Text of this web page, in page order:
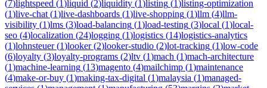
(7)lightspeed (1)liquid (2)liquidity (1)listing (1)listing-optimization
(1)live-chat (1)live-dashboards (1)live-shopping (1)llm (4)llm-
visibility (1)lms (3)load-balancing (1)load-testing (3)local (1)local-
seo (4)localization (24)logging (1)logistics (14)logistics-analytics
(1)lohnsteuer(1)looker(2)looker-studio (2)lot-tracking (1)low-code
(6)loyalty (3)loyalty-programs (2)ltv (1)mach (1)mach-architecture
(1)machine-learning (13)magento (4)mailchimp (1)maintenance
(4)make-or-buy (1)making-tax-digital (1)malaysia (1)managed-